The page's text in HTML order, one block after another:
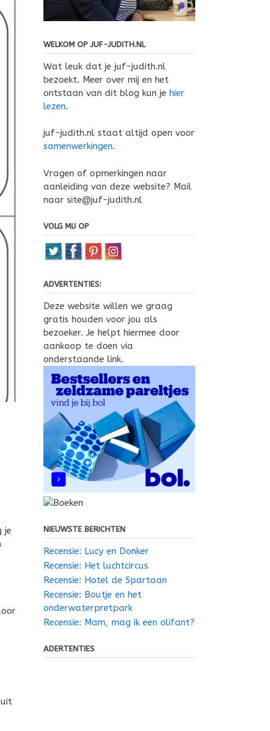
je
WELKOM OP JUF-JUDITH.NL
Wat leuk dat je juf-judith.nl
bezoekt. Meer over mij en het
ontstaan van dit blog kun je hier
lezen.
juf-judith.nl staat altijd open voor
samenwerkingen.
Vragen of opmerkingen naar
aanleiding van deze website? Mail
naar site@juf-judith.nl
VOLG MIJ OP
ADVERTENTIES:
Deze website willen we graag
gratis houden voor jou als
bezoeker. Je helpt hiermee door
aankoop te doen via
onderstaande link.
NIEUWSTE BERICHTEN
Recensie: Lucy en Donker
Recensie: Het luchtcircus
Recensie: Hotel de Spartaan
Recensie: Boutje en het
onderwaterpretpark
Recensie: Mam, mag ik een olifant?
ADERTENTIES